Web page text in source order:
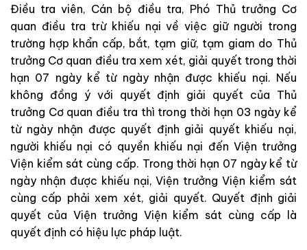
Điều tra viên, Cán bộ điều tra, Phó Thủ trưởng Cơ
quan điều tra trừ khiếu nại về việc giữ người trong
trường hợp khẩn cấp, bắt, tạm giữ, tạm giam do Thủ
trưởng Cơ quan điều tra xem xét, giải quyết trong thời
hạn 07 ngày kể từ ngày nhận được khiếu nại. Nếu
không đồng ý với quyết định giải quyết của Thủ
trưởng Cơ quan điều tra thì trong thời hạn 03 ngày kể
từ ngày nhận được quyết định giải quyết khiếu nại,
người khiếu nại có quyền khiếu nại đến Viện trưởng
Viện kiểm sát cùng cấp. Trong thời hạn 07 ngày kể từ
ngày nhận được khiếu nại, Viện trưởng Viện kiểm sát
cùng cấp phải xem xét, giải quyết. Quyết định giải
quyết của Viện trưởng Viện kiểm sát cùng cấp là
quyết định có hiệu lực pháp luật.